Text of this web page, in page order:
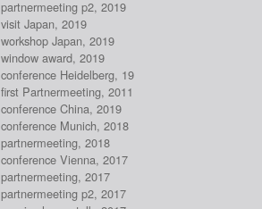
partnermeeting p2, 2019
visit Japan, 2019
workshop Japan, 2019
window award, 2019
conference Heidelberg, 19
first Partnermeeting, 2011
conference China, 2019
conference Munich, 2018
partnermeeting, 2018
conference Vienna, 2017
partnermeeting, 2017
partnermeeting p2, 2017